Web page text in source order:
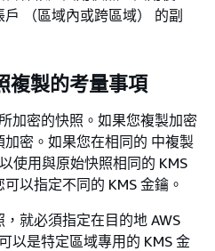
（區域內或跨區域） 的副
複製的考量事項
加密的快照。如果您複製加密
密。如果您在相同的 中複製
使用與原始快照相同的 KMS
以指定不同的 KMS 金鑰。
就必須指定在目的地 AWS
以是特定區域專用的 KMS 金